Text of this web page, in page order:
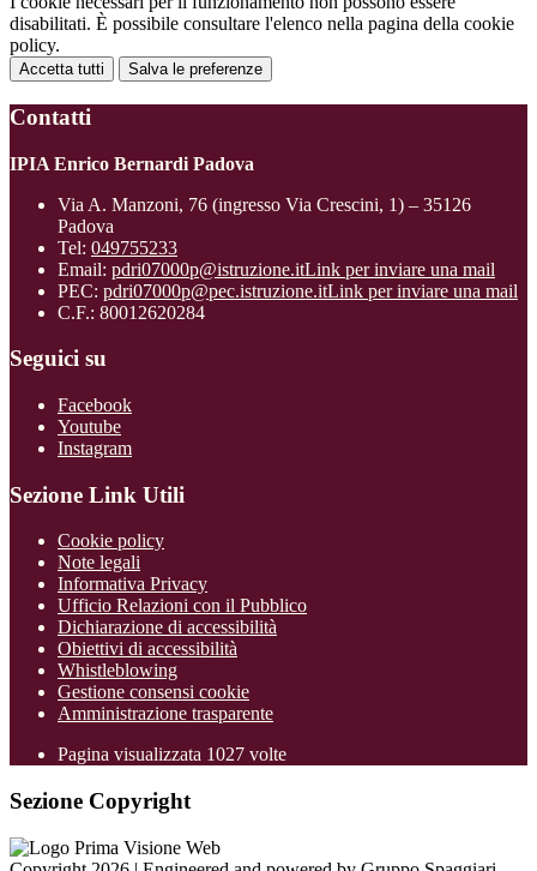
disabilitati. È possibile consultare l'elenco nella pagina della cookie
policy.
Accetta tutti Salva le preferenze
Contatti
IPIA Enrico Bernardi Padova
Via A. Manzoni, 76 (ingresso Via Crescini, 1) – 35126
Padova
Tel: 049755233
Email: pdri07000p@istruzione.itLink per inviare una mail
PEC: pdri07000p@pec.istruzione.itLink per inviare una mail
C.F.: 80012620284
Seguici su
Facebook
Youtube
Instagram
Sezione Link Utili
Cookie policy
Note legali
Informativa Privacy
Ufficio Relazioni con il Pubblico
Dichiarazione di accessibilità
Obiettivi di accessibilità
Whistleblowing
Gestione consensi cookie
Amministrazione trasparente
Pagina visualizzata 1027 volte
Sezione Copyright